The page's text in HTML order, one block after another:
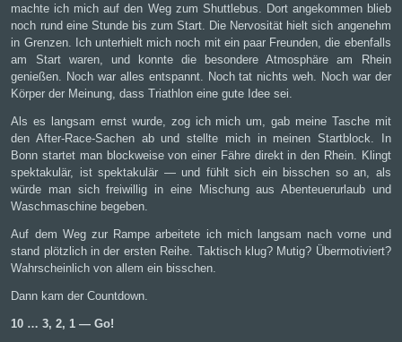
machte ich mich auf den Weg zum Shuttlebus. Dort angekommen blieb
noch rund eine Stunde bis zum Start. Die Nervosität hielt sich angenehm
in Grenzen. Ich unterhielt mich noch mit ein paar Freunden, die ebenfalls
am Start waren, und konnte die besondere Atmosphäre am Rhein
genießen. Noch war alles entspannt. Noch tat nichts weh. Noch war der
Körper der Meinung, dass Triathlon eine gute Idee sei.
Als es langsam ernst wurde, zog ich mich um, gab meine Tasche mit
den After-Race-Sachen ab und stellte mich in meinen Startblock. In
Bonn startet man blockweise von einer Fähre direkt in den Rhein. Klingt
spektakulär, ist spektakulär — und fühlt sich ein bisschen so an, als
würde man sich freiwillig in eine Mischung aus Abenteuerurlaub und
Waschmaschine begeben.
Auf dem Weg zur Rampe arbeitete ich mich langsam nach vorne und
stand plötzlich in der ersten Reihe. Taktisch klug? Mutig? Übermotiviert?
Wahrscheinlich von allem ein bisschen.
Dann kam der Countdown.
10 … 3, 2, 1 — Go!